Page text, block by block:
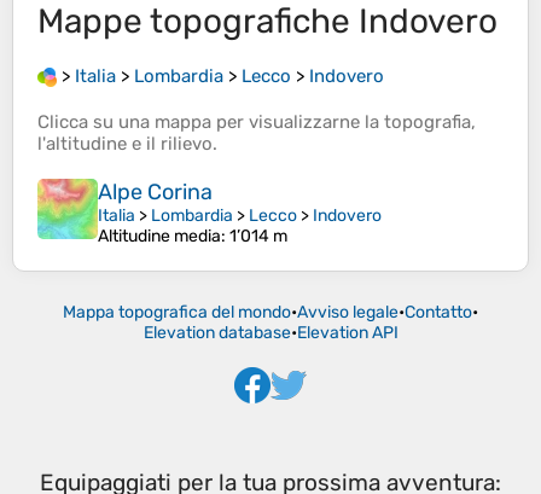
Mappe topografiche Indovero
> Italia > Lombardia > Lecco > Indovero
Clicca su una mappa per visualizzarne la topografia,
l'altitudine e il rilievo.
Alpe Corina
Italia > Lombardia > Lecco > Indovero
Altitudine media: 1’014 m
Mappa topografica del mondo•Avviso legale•Contatto•
Elevation database•Elevation API
Equipaggiati per la tua prossima avventura: